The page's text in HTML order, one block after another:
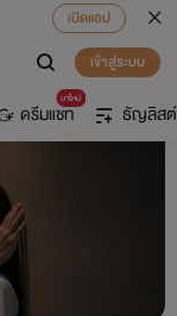
เปิดแอป
เข้าสู่ระบบ
มาใหม่
ดรีมแชท ธัญลิสต์